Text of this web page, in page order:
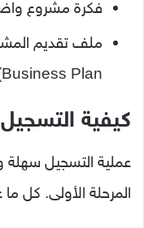
فكرة مشروع
Business Plan)
كيفية
عملية التسجيل سهلة
المرحلة الأولى. كل